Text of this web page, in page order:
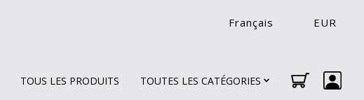
Français EUR
TOUS LES PRODUITS TOUTES LES CATÉGORIES